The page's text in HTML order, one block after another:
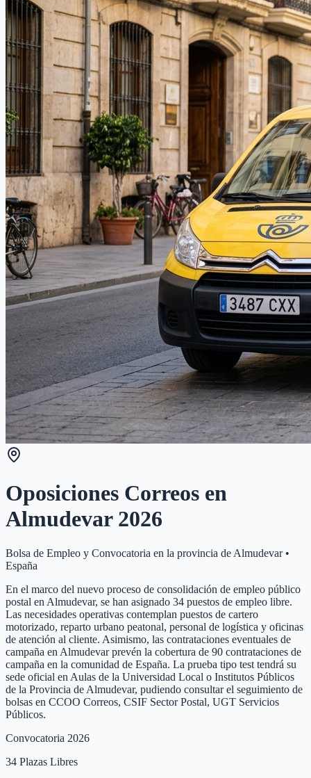
Oposiciones Correos en
Almudevar2026
Bolsa de Empleo y Convocatoria en la provincia de Almudevar•
España
En el marco del nuevo proceso de consolidación de empleo público
postal en Almudevar, se han asignado 34 puestos de empleo libre.
Las necesidades operativas contemplan puestos de cartero
motorizado, reparto urbano peatonal, personal de logística y oficinas
de atención al cliente. Asimismo, las contrataciones eventuales de
campaña en Almudevar prevén la cobertura de 90 contrataciones de
campaña en la comunidad de España. La prueba tipo test tendrá su
sede oficial en Aulas de la Universidad Local o Institutos Públicos
de la Provincia de Almudevar, pudiendo consultar el seguimiento de
bolsas en CCOO Correos, CSIF Sector Postal, UGT Servicios
Públicos.
Convocatoria 2026
34 Plazas Libres